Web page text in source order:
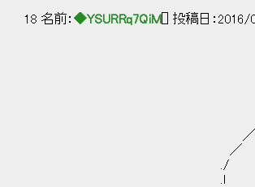
18 名前： ◆YSURRq7QiM [] 投稿日：
／￣￣￣
／
./